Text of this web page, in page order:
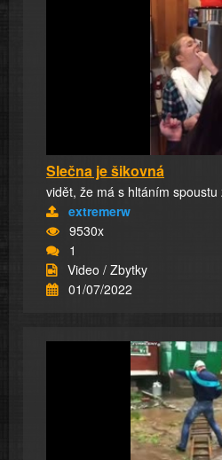
Slečna je šikovná
vidět, že má s hltáním spoustu
extremerw
9530x
1
Video / Zbytky
01/07/2022